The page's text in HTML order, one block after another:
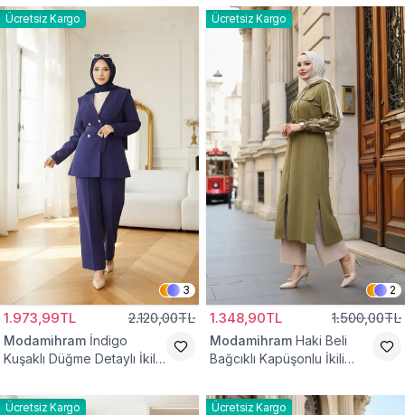
Ücretsiz Kargo
3
1.973,99TL 2.120,00TL
Modamihram İndigo
Kuşaklı Düğme Detaylı İkili
Ücretsiz Kargo
2
1.348,90TL 1.500,00TL
Modamihram Haki Beli
Bağcıklı Kapüşonlu İkili
Ücretsiz Kargo Ücretsiz Kargo